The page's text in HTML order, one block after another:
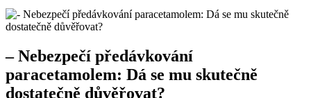
– Nebezpečí předávkování
paracetamolem: Dá se mu skutečně
dostatečně důvěřovat?